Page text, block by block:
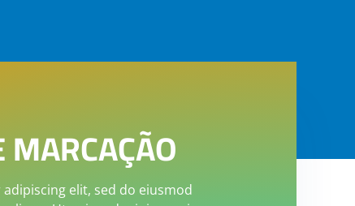
elit, sed do eiusmod